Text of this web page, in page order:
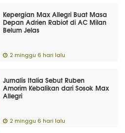
Kepergian Max Allegri Buat Masa
Depan Adrien Rabiot di AC Milan
Belum Jelas
2 minggu 6 hari lalu
Jurnalis Italia Sebut Ruben
Amorim Kebalikan dari Sosok Max
Allegri
2 minggu 6 hari lalu